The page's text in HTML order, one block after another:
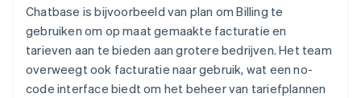
Chatbase is bijvoorbeeld van plan om Billing te
gebruiken om op maat gemaakte facturatie en
tarieven aan te bieden aan grotere bedrijven. Het team
overweegt ook facturatie naar gebruik, wat een no-
code interface biedt om het beheer van tariefplannen